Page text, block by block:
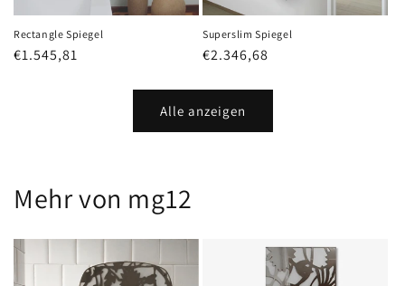
Rectangle Spiegel
Normaler
€1.545,81
Superslim Spiegel
Normaler
€2.346,68
Alle anzeigen
Mehr von mg12